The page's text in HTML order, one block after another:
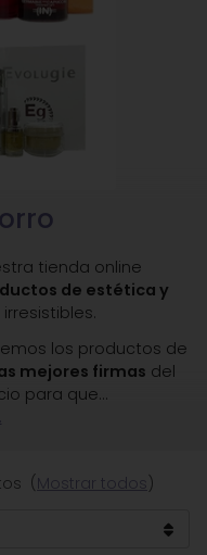
tienda online
de estética y
los productos de
mejores firmas del
para que...
(Mostrar todos )